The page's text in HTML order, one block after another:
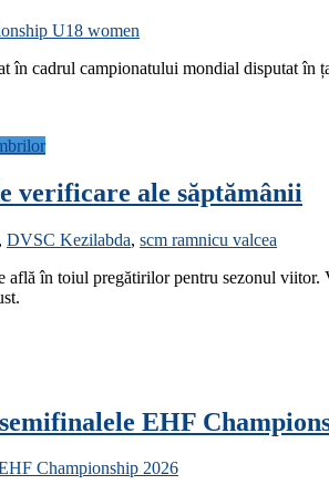
U18 women
în cadrul campionatului mondial disputat
verificare ale săptămânii
, DVSC Kezilabda, scm ramnicu valcea
în toiul pregătirilor pentru sezonul
EHF
Championship 2026